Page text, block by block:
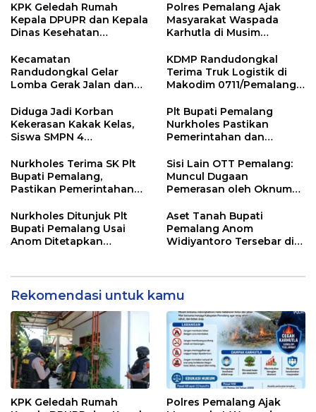
KPK Geledah Rumah
Kepala DPUPR dan Kepala
Dinas Kesehatan
Polres Pemalang Ajak
Masyarakat Waspada
Karhutla di Musim
Kecamatan
Randudongkal Gelar
Lomba Gerak Jalan dan
HUT RI ke-81
KDMP Randudongkal
Terima Truk Logistik di
Makodim 0711/Pemalang
Desa
Diduga Jadi Korban
Kekerasan Kakak Kelas,
Siswa SMPN 4
Dunia
Plt Bupati Pemalang
Nurkholes Pastikan
Pemerintahan dan
Berjalan
Nurkholes Terima SK Plt
Bupati Pemalang,
Pastikan Pemerintahan
Sisi Lain OTT Pemalang:
Muncul Dugaan
Pemerasan oleh Oknum
Nurkholes Ditunjuk Plt
Bupati Pemalang Usai
Anom Ditetapkan
Aset Tanah Bupati
Pemalang Anom
Widiyantoro Tersebar di
Rekomendasi untuk kamu
KPK Geledah Rumah
Polres Pemalang Ajak